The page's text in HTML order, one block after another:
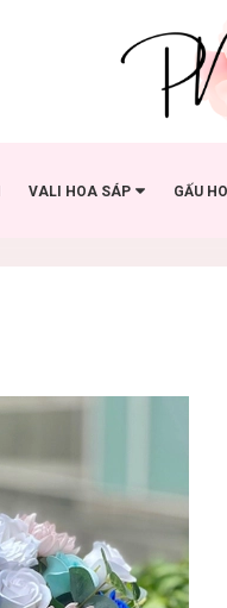
VALI HOA SÁP GẤU